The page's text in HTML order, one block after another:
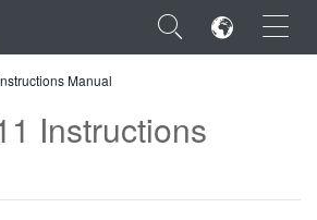
×
Manual
Instructions